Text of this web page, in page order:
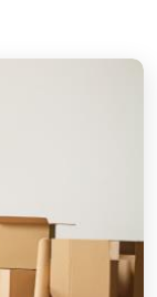
eve nakliyat
hizmeti
sizlere en iyi